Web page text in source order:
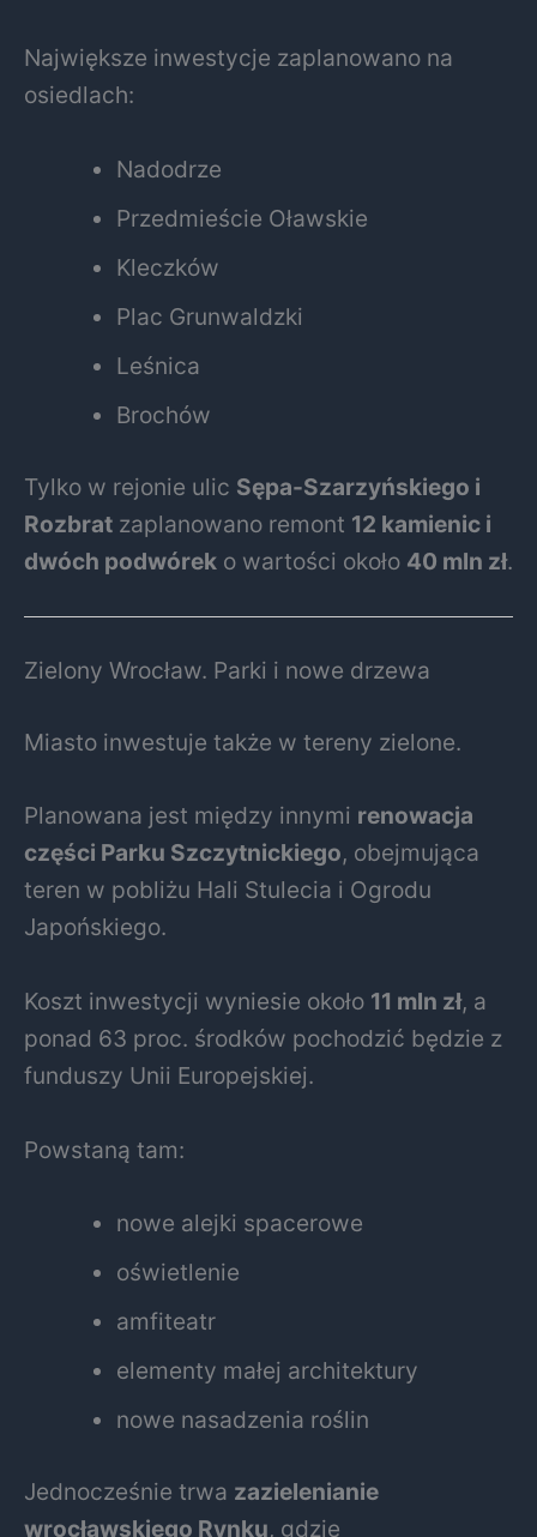
Największe inwestycje zaplanowano na
osiedlach:
Nadodrze
Przedmieście Oławskie
Kleczków
Plac Grunwaldzki
Leśnica
Brochów
Tylko w rejonie ulic Sępa-Szarzyńskiego i
Rozbrat zaplanowano remont 12 kamienic i
dwóch podwórek o wartości około 40 mln zł.
Zielony Wrocław. Parki i nowe drzewa
Miasto inwestuje także w tereny zielone.
Planowana jest między innymi renowacja
części Parku Szczytnickiego, obejmująca
teren w pobliżu Hali Stulecia i Ogrodu
Japońskiego.
Koszt inwestycji wyniesie około 11 mln zł, a
ponad 63 proc. środków pochodzić będzie z
funduszy Unii Europejskiej.
Powstaną tam:
nowe alejki spacerowe
oświetlenie
amfiteatr
elementy małej architektury
nowe nasadzenia roślin
Jednocześnie trwa zazielenianie
wrocławskiego Rynku, gdzie